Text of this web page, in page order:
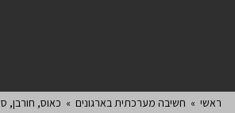
ראשי » חשיבה מערכתית בארגונים » כאוס, חורבן,